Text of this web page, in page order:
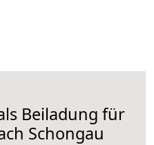
Beiladung für
Schongau